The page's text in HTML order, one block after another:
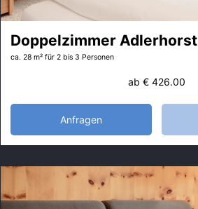
Doppelzimmer Adlerhorst
ca. 28 m² für 2 bis 3 Personen
ab € 426.00
Anfragen